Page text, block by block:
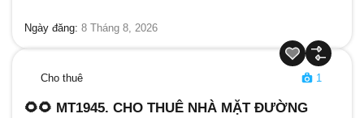
Ngày đăng: 8 Tháng 8, 2026
Cho thuê 1
🌻🌻 MT1945. CHO THUÊ NHÀ MẶT ĐƯỜNG